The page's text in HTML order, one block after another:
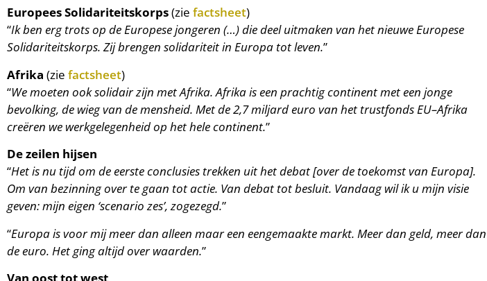
Europees Solidariteitskorps(zie factsheet)
“Ik ben erg trots op de Europese jongeren (…) die deel uitmaken van het nieuwe Europese
Solidariteitskorps. Zij brengen solidariteit in Europa tot leven.”
Afrika (zie factsheet)
“We moeten ook solidair zijn met Afrika. Afrika is een prachtig continent met een jonge
bevolking, de wieg van de mensheid. Met de 2,7 miljard euro van het trustfonds EU–Afrika
creëren we werkgelegenheid op het hele continent.”
De zeilen hijsen
“Het is nu tijd om de eerste conclusies trekken uit het debat [over de toekomst van Europa].
Om van bezinning over te gaan tot actie. Van debat tot besluit. Vandaag wil ik u mijn visie
geven: mijn eigen ‘scenario zes’, zogezegd.”
“Europa is voor mij meer dan alleen maar een eengemaakte markt. Meer dan geld, meer dan
de euro. Het ging altijd over waarden.”